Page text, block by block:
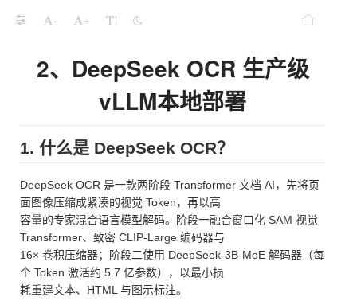
- +
2、DeepSeek OCR 生产级
vLLM本地部署
1. 什么是 DeepSeek OCR？
DeepSeek OCR 是一款两阶段 Transformer 文档 AI，先将页
面图像压缩成紧凑的视觉 Token，再以高
容量的专家混合语言模型解码。阶段一融合窗口化 SAM 视觉
Transformer、致密 CLIP-Large 编码器与
16× 卷积压缩器；阶段二使用 DeepSeek-3B-MoE 解码器（每
个 Token 激活约 5.7 亿参数），以最小损
耗重建文本、HTML 与图示标注。